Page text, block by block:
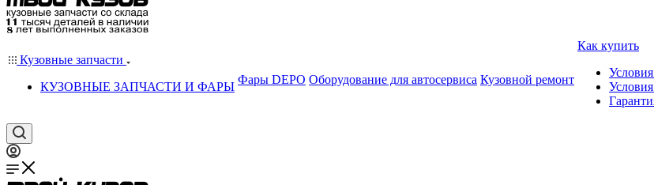
Кузовные запчасти
КУЗОВНЫЕ ЗАПЧАСТИ И ФАРЫ
Фары DEPO Оборудование для автосервиса Кузовной ремонт
Как купить